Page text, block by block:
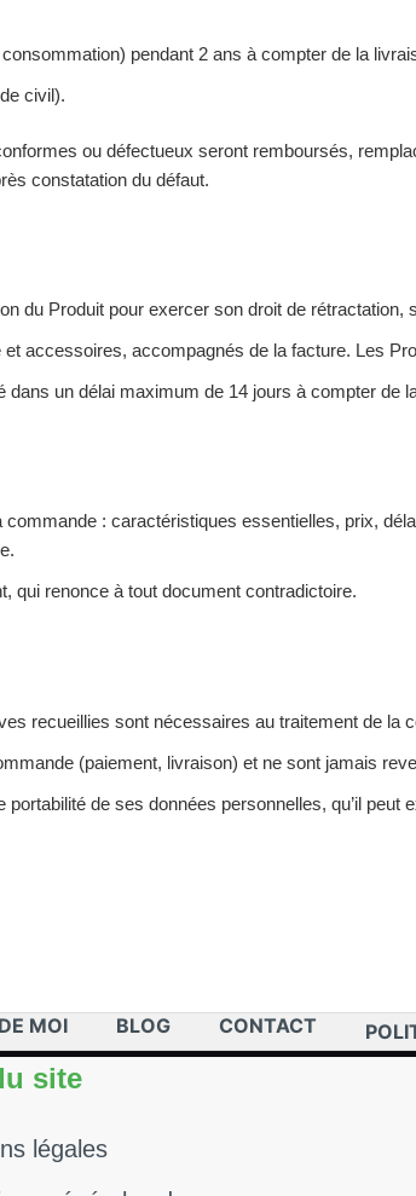
pendant 2 ans à compter de la
civil).
ou défectueux seront remboursés,
constatation du défaut.
du Produit pour exercer son droit de rétractation,
accessoires, accompagnés de la facture. Les
un délai maximum de 14 jours à compter de
: caractéristiques essentielles, prix,
qui renonce à tout document contradictoire.
recueillies sont nécessaires au traitement de la
(paiement, livraison) et ne sont jamais
de ses données personnelles, qu’il peut
MOI BLOG CONTACT
site
légales